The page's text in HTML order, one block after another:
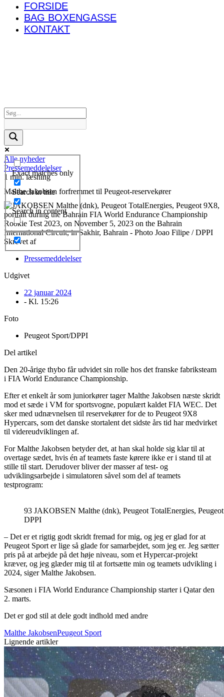
FORSIDE
BAG BOXENGASSE
KONTAKT
Exact matches only
Search in title
Search in content
Alle nyheder
Pressemeddelelser
1 min. læsning
Malthe Jakobsen forfremmet til Peugeot-reservekører
Skrevet af
Pressemeddelelser
Udgivet
22 januar 2024
- Kl. 15:26
Foto
Peugeot Sport/DPPI
Del artikel
Den 20-årige thybo får udvidet sin rolle hos det franske fabriksteam
i FIA World Endurance Championship.
Efter et enkelt år som juniorkører tager Malthe Jakobsen næste skridt
mod et sæde i VM for sportsvogne, populært kaldet FIA WEC. Det
sker med udnævnelsen til reservekører for de to Peugeot 9X8
Hypercars, som det danske stortalent det sidste års tid har medvirket
til videreudviklingen af.
For Malthe Jakobsen betyder det, at han skal holde sig klar til at
overtage sædet, hvis én af teamets faste kørere ikke er i stand til at
stille til start. Derudover bliver der masser af test- og
udviklingsarbejde i simulatoren såvel som del af teamets
testprogram:
93 JAKOBSEN Malthe (dnk), Peugeot TotalEnergies,
DPPI
– Det er et rigtig godt skridt fremad for mig, og jeg er glad for at
Peugeot Sport er lige så glade for samarbejdet, som jeg er. Jeg sætter
pris på at arbejde på det høje niveau, som et Hypercar-projekt
kræver, og jeg glæder mig til at fortsætte min og teamets udvikling i
2024, siger Malthe Jakobsen.
Sæsonen i FIA World Endurance Championship starter i Qatar den
2. marts.
Det er god stil at dele godt indhold med andre
Malthe JakobsenPeugeot Sport
Lignende artikler